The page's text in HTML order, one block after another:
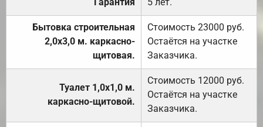
Бытовка строительная
2,0х3,0 м. каркасно-
щитовая.
Стоимость 23000 руб.
Остаётся на участке
Заказчика.
Туалет 1,0х1,0 м.
каркасно-щитовой.
Стоимость 12000 руб.
Остаётся на участке
Заказчика.